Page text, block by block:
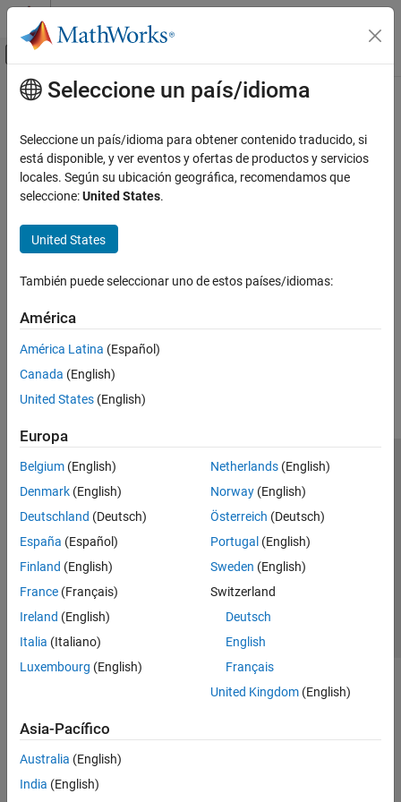
Saltar al contenido
Mostrar/ocultar menú de navegación
Inicio de Documentación
Contenido principal
How useful was this information?
Seleccione un país/idioma
Seleccione un país/idioma para obtener contenido traducido, si
está disponible, y ver eventos y ofertas de productos y servicios
locales. Según su ubicación geográfica, recomendamos que
seleccione:United States.
United States
También puede seleccionar uno de estos países/idiomas:
América
América Latina (Español)
Canada (English)
United States (English)
Europa
Belgium (English)
Denmark (English)
Deutschland (Deutsch)
España (Español)
Finland (English)
France (Français)
Ireland (English)
Italia (Italiano)
Luxembourg (English)
Netherlands(English)
Norway(English)
Österreich (Deutsch)
Portugal (English)
Sweden (English)
Switzerland
Deutsch
English
Français
United Kingdom(English)
Asia-Pacífico
Australia (English)
India (English)
Centro de confianza
Marcas comerciales
Política de privacidad
Antipiratería
Estado de las aplicaciones
Información de contacto
© 1994-2026 The MathWorks, Inc.
Seleccione un país/